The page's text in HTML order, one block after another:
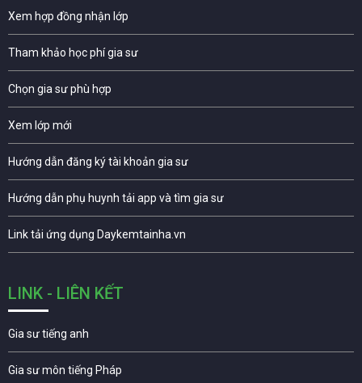
Xem hợp đồng nhận lớp
Tham khảo học phí gia sư
Chọn gia sư phù hợp
Xem lớp mới
Hướng dẫn đăng ký tài khoản gia sư
Hướng dẫn phụ huynh tải app và tìm gia sư
Link tải ứng dụng Daykemtainha.vn
LINK - LIÊN KẾT
Gia sư tiếng anh
Gia sư môn tiếng Pháp